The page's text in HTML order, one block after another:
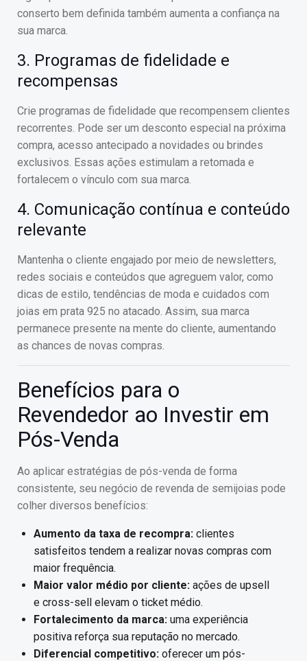
conserto bem definida também aumenta a confiança na
sua marca.
3. Programas de fidelidade e
recompensas
Crie programas de fidelidade que recompensem clientes
recorrentes. Pode ser um desconto especial na próxima
compra, acesso antecipado a novidades ou brindes
exclusivos. Essas ações estimulam a retomada e
fortalecem o vínculo com sua marca.
4. Comunicação contínua e conteúdo
relevante
Mantenha o cliente engajado por meio de newsletters,
redes sociais e conteúdos que agreguem valor, como
dicas de estilo, tendências de moda e cuidados com
joias em prata 925 no atacado. Assim, sua marca
permanece presente na mente do cliente, aumentando
as chances de novas compras.
Benefícios para o
Revendedor ao Investir em
Pós-Venda
Ao aplicar estratégias de pós-venda de forma
consistente, seu negócio de revenda de semijoias pode
colher diversos benefícios:
Aumento da taxa de recompra: clientes
satisfeitos tendem a realizar novas compras com
maior frequência.
Maior valor médio por cliente: ações de upsell
e cross-sell elevam o ticket médio.
Fortalecimento da marca: uma experiência
positiva reforça sua reputação no mercado.
Diferencial competitivo: oferecer um pós-